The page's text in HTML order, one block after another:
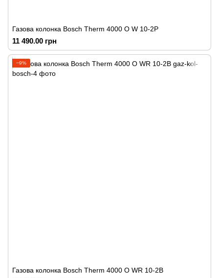
Газова колонка Bosch Therm 4000 O W 10-2P
11 490.00 грн
−9%
Газова колонка Bosch Therm 4000 O WR 10-2B